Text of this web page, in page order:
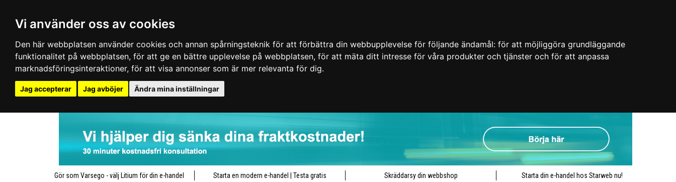
Vi använder oss av cookies
Den här webbplatsen använder cookies och annan spårningsteknik för att förbättra din webbupplevelse för följande ändamål: för att möjliggöra grundläggande
funktionalitet på webbplatsen, för att ge en bättre upplevelse på webbplatsen, för att mäta ditt intresse för våra produkter och tjänster och för att anpassa
marknadsföringsinteraktioner, för att visa annonser som är mer relevanta för dig.
Jag accepterar Jag avböjer Ändra mina inställningar
Gör som Varsego - välj Litium för din e-handel Starta en modern e-handel | Testa gratis Skräddarsy din webbshop Starta din e-handel hos Starweb nu!